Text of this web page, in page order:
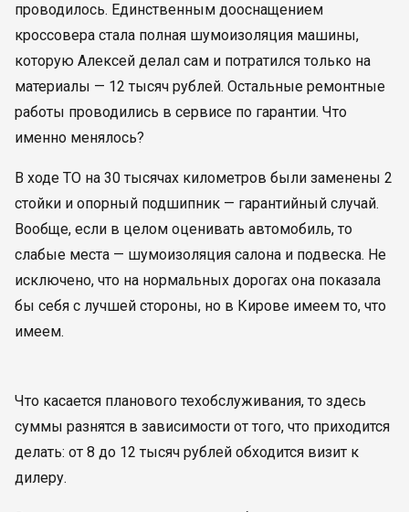
проводилось. Единственным дооснащением
кроссовера стала полная шумоизоляция машины,
которую Алексей делал сам и потратился только на
материалы — 12 тысяч рублей. Остальные ремонтные
работы проводились в сервисе по гарантии. Что
именно менялось?
В ходе ТО на 30 тысячах километров были заменены 2
стойки и опорный подшипник — гарантийный случай.
Вообще, если в целом оценивать автомобиль, то
слабые места — шумоизоляция салона и подвеска. Не
исключено, что на нормальных дорогах она показала
бы себя с лучшей стороны, но в Кирове имеем то, что
имеем.
Что касается планового техобслуживания, то здесь
суммы разнятся в зависимости от того, что приходится
делать: от 8 до 12 тысяч рублей обходится визит к
дилеру.